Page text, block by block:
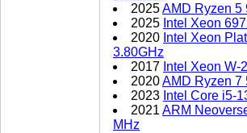
2025AMD Ryzen 5
2025 Intel Xeon
2020 Intel Xeon
3.80GHz
2017 Intel Xeon W-
2020AMD Ryzen 7
2023 Intel Core i5-
2021ARM
MHz